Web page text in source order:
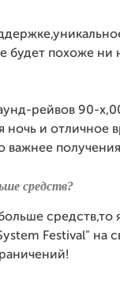
будет похоже ни
рейвов 90-
ночь и отличное
важнее
средств?
средств,то
Festival" на